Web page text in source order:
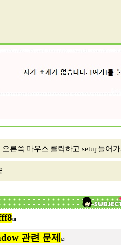
오른쪽 마우스 클릭하고 setup들어
[3]
관련 문제 [2]